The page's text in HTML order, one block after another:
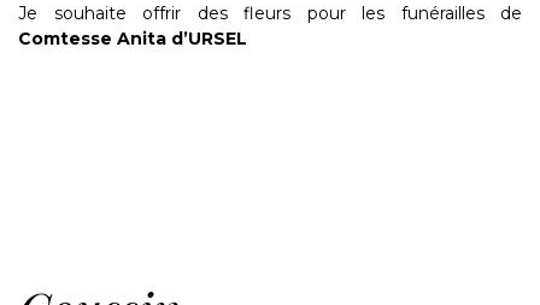
Je souhaite offrir des fleurs pour les funérailles de
Comtesse Anita d’URSEL